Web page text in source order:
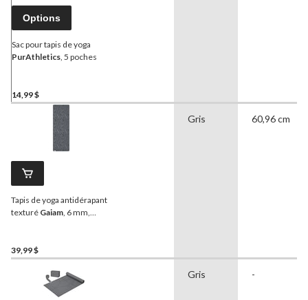
Options
Sac pour tapis de yoga
PurAthletics , 5 poches
14,99 $
Tapis de yoga antidérapant
texturé Gaiam , 6 mm,
39,99 $
Gris 60,96 cm
Gris -